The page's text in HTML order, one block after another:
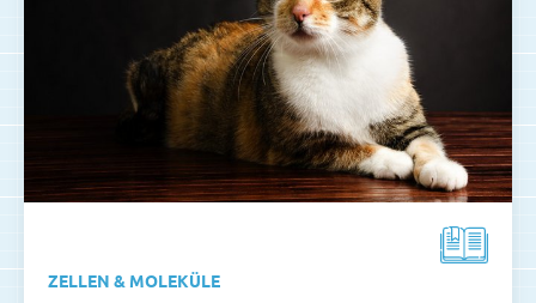
ZELLEN & MOLEKÜLE